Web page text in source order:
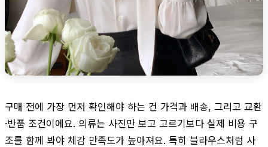
구매 전에 가장 먼저 확인해야 하는 건 가격과 배송, 그리고 교환
·반품 조건이에요. 의류는 사진만 보고 고르기보다 실제 비용 구
조를 함께 봐야 체감 만족도가 높아져요. 특히 블라우스처럼 사